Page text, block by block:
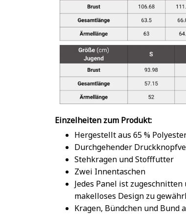
Einzelheiten zum Produkt:
Hergestellt aus 65 %
Durchgehender
Stehkragen und Stofffutter
Zwei Innentaschen
Jedes Panel ist
makelloses Design zu
Kragen, Bündchen und Bund